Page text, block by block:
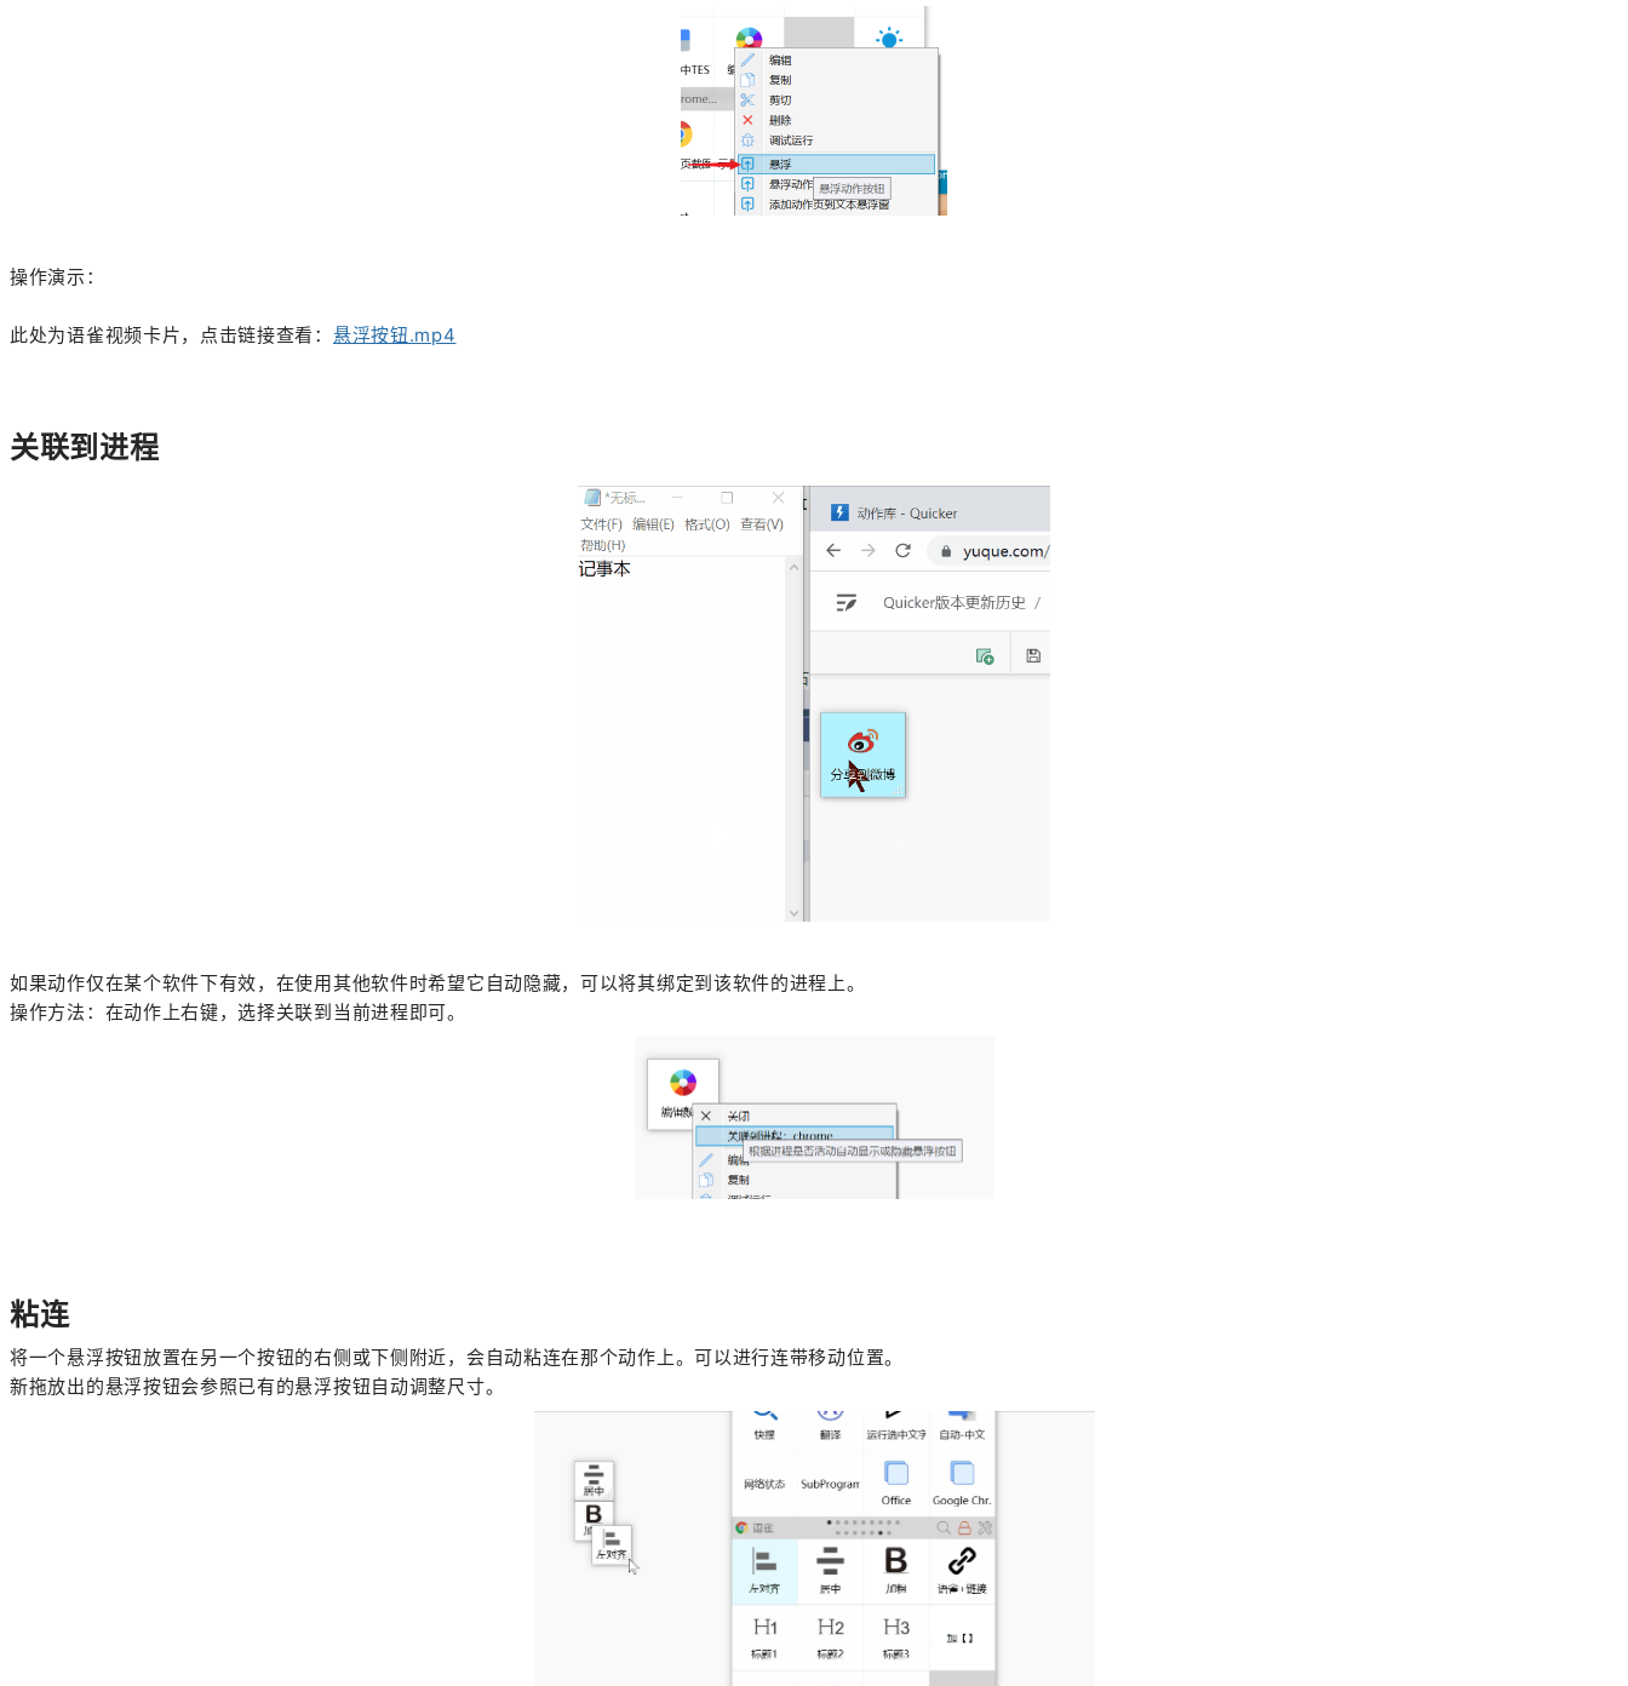
操作演示：
此处为语雀视频卡片，点击链接查看： 悬浮按钮.mp4
关联到进程
如果动作仅在某个软件下有效，在使用其他软件时希望它自动隐藏，可以将其绑定到该软件的进程上。
操作方法：在动作上右键，选择关联到当前进程即可。
粘连
将一个悬浮按钮放置在另一个按钮的右侧或下侧附近，会自动粘连在那个动作上。可以进行连带移动位置。
新拖放出的悬浮按钮会参照已有的悬浮按钮自动调整尺寸。